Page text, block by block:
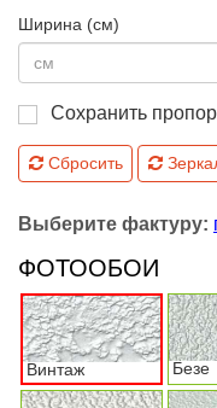
Ширина (см)
Сохранить
Сбросить
Выберите фактуру:
ФОТООБОИ
Винтаж Безе